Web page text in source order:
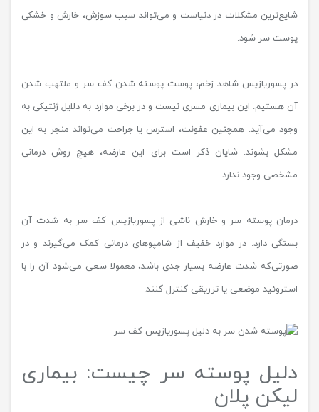
شایع‌ترین مشکلات در دنیاست و می‌تواند سبب سوزش، خارش و خشکی
پوست سر شود.
در پسوریازیس شاهد زخم، پوست پوسته شدن کف سر و ملتهب شدن
آن هستیم. این بیماری مسری نیست و در برخی موارد به دلایل ژنتیکی به
وجود می‌آید. همچنین عفونت، استرس یا جراحت می‌تواند منجر به این
مشکل بشوند. شایان ذکر است برای این عارضه، هیچ روش درمانی
مشخصی وجود ندارد.
درمان پوسته سر و خارش ناشی از پسوریازیس کف سر به شدت آن
بستگی دارد. در موارد خفیف از شامپوهای درمانی کمک می‌گیرند و در
صورتی‌که شدت عارضه بسیار جدی باشد، معمولا سعی می‌شود آن را با
استروئید موضعی یا تزریقی کنترل کنند.
دلیل پوسته سر چیست: بیماری
لیکن پلان